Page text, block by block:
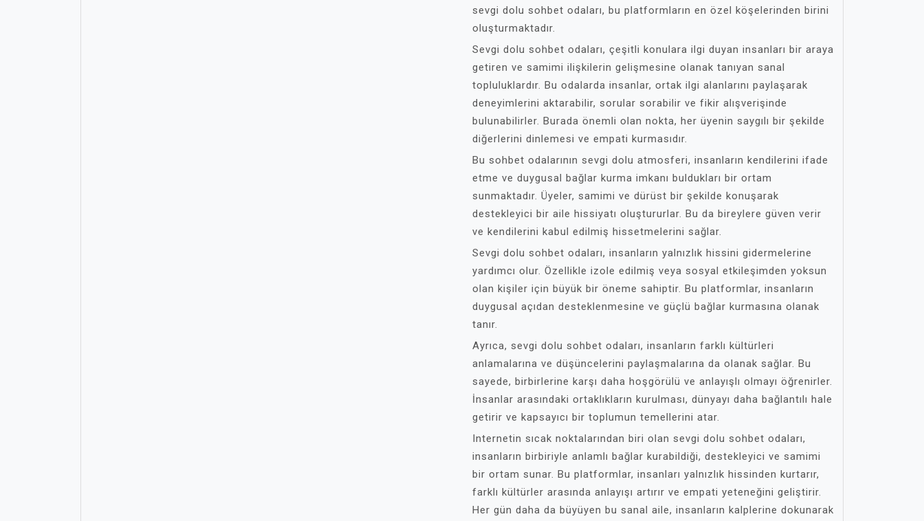
sevgi dolu sohbet odaları, bu platformların en özel köşelerinden birini
oluşturmaktadır.
Sevgi dolu sohbet odaları, çeşitli konulara ilgi duyan insanları bir araya
getiren ve samimi ilişkilerin gelişmesine olanak tanıyan sanal
topluluklardır. Bu odalarda insanlar, ortak ilgi alanlarını paylaşarak
deneyimlerini aktarabilir, sorular sorabilir ve fikir alışverişinde
bulunabilirler. Burada önemli olan nokta, her üyenin saygılı bir şekilde
diğerlerini dinlemesi ve empati kurmasıdır.
Bu sohbet odalarının sevgi dolu atmosferi, insanların kendilerini ifade
etme ve duygusal bağlar kurma imkanı buldukları bir ortam
sunmaktadır. Üyeler, samimi ve dürüst bir şekilde konuşarak
destekleyici bir aile hissiyatı oluştururlar. Bu da bireylere güven verir
ve kendilerini kabul edilmiş hissetmelerini sağlar.
Sevgi dolu sohbet odaları, insanların yalnızlık hissini gidermelerine
yardımcı olur. Özellikle izole edilmiş veya sosyal etkileşimden yoksun
olan kişiler için büyük bir öneme sahiptir. Bu platformlar, insanların
duygusal açıdan desteklenmesine ve güçlü bağlar kurmasına olanak
tanır.
Ayrıca, sevgi dolu sohbet odaları, insanların farklı kültürleri
anlamalarına ve düşüncelerini paylaşmalarına da olanak sağlar. Bu
sayede, birbirlerine karşı daha hoşgörülü ve anlayışlı olmayı öğrenirler.
İnsanlar arasındaki ortaklıkların kurulması, dünyayı daha bağlantılı hale
getirir ve kapsayıcı bir toplumun temellerini atar.
Internetin sıcak noktalarından biri olan sevgi dolu sohbet odaları,
insanların birbiriyle anlamlı bağlar kurabildiği, destekleyici ve samimi
bir ortam sunar. Bu platformlar, insanları yalnızlık hissinden kurtarır,
farklı kültürler arasında anlayışı artırır ve empati yeteneğini geliştirir.
Her gün daha da büyüyen bu sanal aile, insanların kalplerine dokunarak